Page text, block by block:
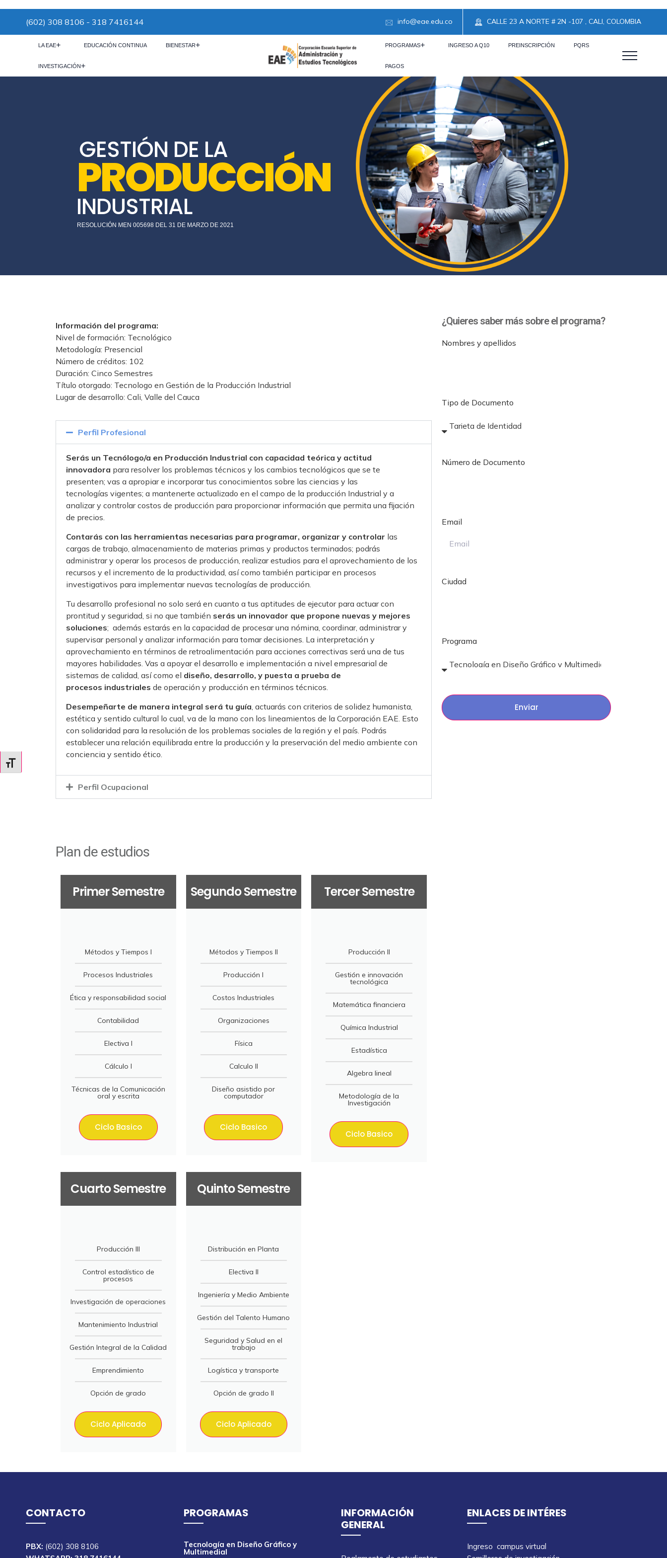
Alternar tamaño de letra
(602) 308 8106 - 318 7416144 info@eae.edu.co CALLE 23 A NORTE # 2N -107 , CALI, COLOMBIA
LA EAE EDUCACIÓN CONTINUA BIENESTAR
INVESTIGACIÓN
PROGRAMAS INGRESO A Q10 PREINSCRIPCIÓN PQRS
PAGOS
GESTIÓN DE LA
PRODUCCIÓN
RESOLUCIÓN MEN 005698 DEL 31 DE MARZO DE 2021
INDUSTRIAL
Información del programa:
Nivel de formación: Tecnológico
Metodología: Presencial
Número de créditos: 102
Duración: Cinco Semestres
Título otorgado: Tecnologo en Gestión de la Producción Industrial
Lugar de desarrollo: Cali, Valle del Cauca
Perfil Profesional
Serás un Tecnólogo/a en Producción Industrial con capacidad teórica y actitud
innovadora para resolver los problemas técnicos y los cambios tecnológicos que se te
presenten; vas a apropiar e incorporar tus conocimientos sobre las ciencias y las
tecnologías vigentes; a mantenerte actualizado en el campo de la producción Industrial y a
analizar y controlar costos de producción para proporcionar información que permita una fijación
de precios.
Contarás con las herramientas necesarias para programar, organizar y controlar las
cargas de trabajo, almacenamiento de materias primas y productos terminados; podrás
administrar y operar los procesos de producción, realizar estudios para el aprovechamiento de los
recursos y el incremento de la productividad, así como también participar en procesos
investigativos para implementar nuevas tecnologías de producción.
Tu desarrollo profesional no solo será en cuanto a tus aptitudes de ejecutor para actuar con
prontitud y seguridad, si no que también serás un innovador que propone nuevas y mejores
soluciones; además estarás en la capacidad de procesar una nómina, coordinar, administrar y
supervisar personal y analizar información para tomar decisiones. La interpretación y
aprovechamiento en términos de retroalimentación para acciones correctivas será una de tus
mayores habilidades. Vas a apoyar el desarrollo e implementación a nivel empresarial de
sistemas de calidad, así como el diseño, desarrollo, y puesta a prueba de
procesos industriales de operación y producción en términos técnicos.
Desempeñarte de manera integral será tu guía , actuarás con criterios de solidez humanista,
estética y sentido cultural lo cual, va de la mano con los lineamientos de la Corporación EAE. Esto
con solidaridad para la resolución de los problemas sociales de la región y el país. Podrás
establecer una relación equilibrada entre la producción y la preservación del medio ambiente con
conciencia y sentido ético.
Perfil Ocupacional
Plan de estudios
Primer Semestre
Métodos y Tiempos I
Procesos Industriales
Ética y responsabilidad social
Contabilidad
Electiva I
Cálculo I
Técnicas de la Comunicación
oral y escrita
Ciclo Basico
Segundo Semestre
Métodos y Tiempos II
Producción I
Costos Industriales
Organizaciones
Física
Calculo II
Diseño asistido por
computador
Ciclo Basico
Tercer Semestre
Producción II
Gestión e innovación
tecnológica
Matemática financiera
Química Industrial
Estadística
Algebra lineal
Metodología de la
Investigación
Ciclo Basico
Cuarto Semestre
Producción III
Control estadístico de
procesos
Investigación de operaciones
Mantenimiento Industrial
Gestión Integral de la Calidad
Emprendimiento
Opción de grado
Ciclo Aplicado
Quinto Semestre
Distribución en Planta
Electiva II
Ingeniería y Medio Ambiente
Gestión del Talento Humano
Seguridad y Salud en el
trabajo
Logística y transporte
Opción de grado II
Ciclo Aplicado
¿Quieres saber más sobre el programa?
Nombres y apellidos
Tipo de Documento
Número de Documento
Email
Ciudad
Programa
Enviar
CONTACTO
PBX: (602) 308 8106
PROGRAMAS
Tecnología en Diseño Gráfico y
Multimedial
INFORMACIÓN
GENERAL
ENLACES DE INTÉRES
Ingreso campus virtual